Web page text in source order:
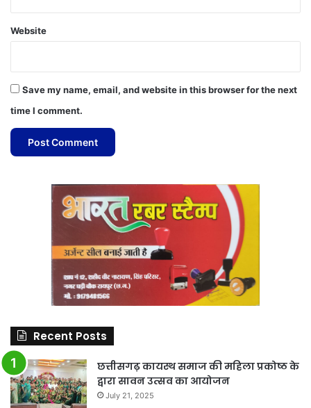
Website
Save my name, email, and website in this browser for the next
time I comment.
Recent Posts
छत्तीसगढ़ कायस्थ समाज की महिला प्रकोष्ठ के
द्वारा सावन उत्सव का आयोजन
July 21, 2025